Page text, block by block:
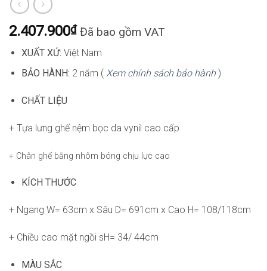
2.407.900₫ Đã bao gồm VAT
XUẤT XỨ: Việt Nam
BẢO HÀNH: 2 năm ( Xem chính sách bảo hành)
CHẤT LIỆU
+ Tựa lưng ghế nệm bọc da vynil cao cấp
+ Chân ghế bằng nhôm bóng chịu lực cao
KÍCH THƯỚC
+ Ngang W= 63cm x Sâu D= 691cm x Cao H= 108/118cm
+ Chiều cao mặt ngồi sH= 34/ 44cm
MÀU SẮC